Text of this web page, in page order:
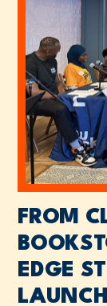
FROM
EDGE